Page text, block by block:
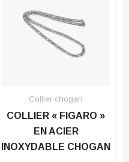
Collier chogan
COLLIER « FIGARO »
EN ACIER
INOXYDABLE CHOGAN